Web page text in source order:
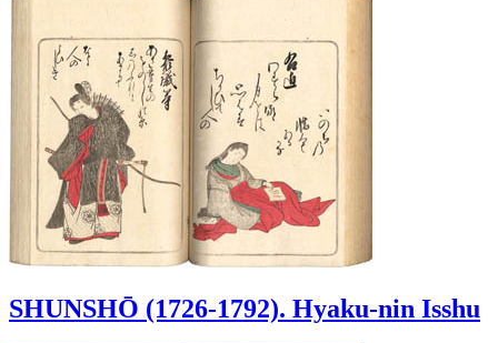
SHUNSHŌ (1726-1792). Hyaku-nin Isshu